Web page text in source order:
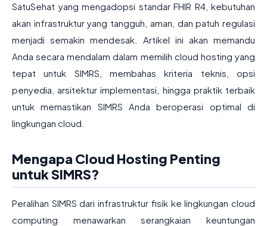
SatuSehat yang mengadopsi standar FHIR R4, kebutuhan
akan infrastruktur yang tangguh, aman, dan patuh regulasi
menjadi semakin mendesak. Artikel ini akan memandu
Anda secara mendalam dalam memilih cloud hosting yang
tepat untuk SIMRS, membahas kriteria teknis, opsi
penyedia, arsitektur implementasi, hingga praktik terbaik
untuk memastikan SIMRS Anda beroperasi optimal di
lingkungan cloud.
Mengapa Cloud Hosting Penting
untuk SIMRS?
Peralihan SIMRS dari infrastruktur fisik ke lingkungan cloud
computing menawarkan serangkaian keuntungan